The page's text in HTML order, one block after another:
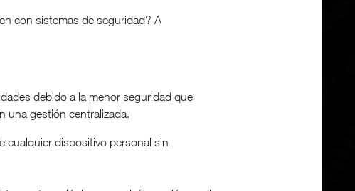
con sistemas de seguridad? A
debido a la menor seguridad que
una gestión centralizada.
cualquier dispositivo personal sin